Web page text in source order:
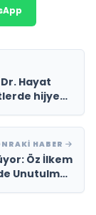
Hayat
hijyen
HABER
Öz İlkem
Unutulmaz